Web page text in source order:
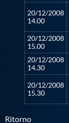
20/12/2008
14.00
20/12/2008
15.00
20/12/2008
14.30
20/12/2008
15.30
Ritorno